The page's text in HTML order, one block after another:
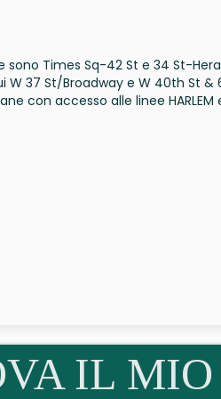
Times Sq-42 St e 34 St-
37 St/Broadway e W 40th St &
con accesso alle linee HARLEM
IL